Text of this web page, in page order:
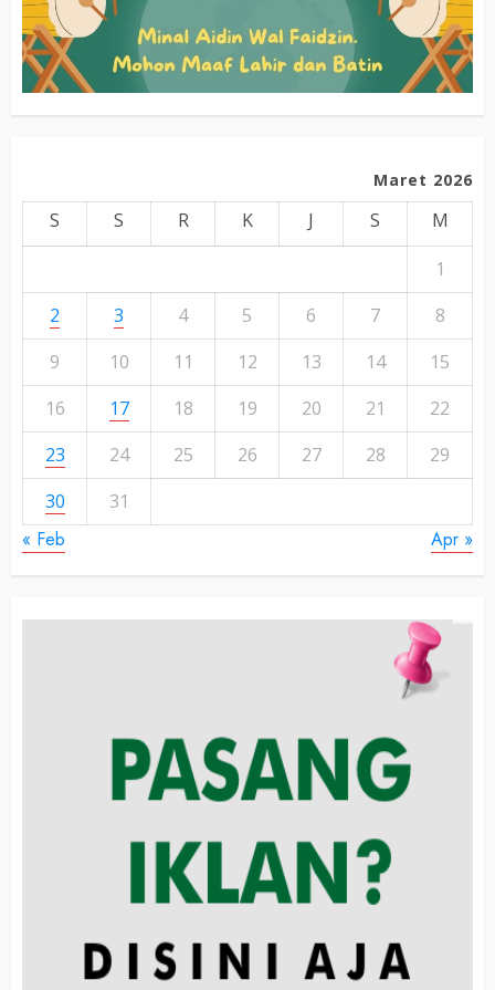
Maret 2026
S S R K J S
M
1
2
3 4 5 6 7
8
9
10 11 12 13 14
15
16
17 18 19 20 21
22
23
24 25 26 27 28
29
30
31
« Feb Apr »